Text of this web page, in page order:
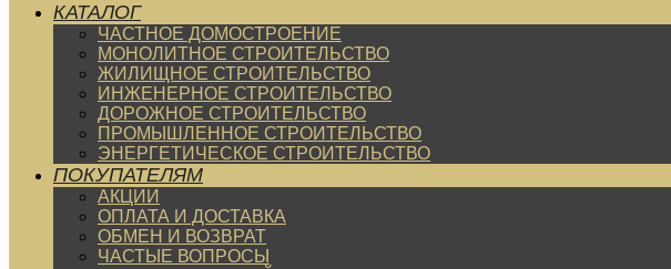
КАТАЛОГ
ЧАСТНОЕ ДОМОСТРОЕНИЕ
МОНОЛИТНОЕ СТРОИТЕЛЬСТВО
ЖИЛИЩНОЕ СТРОИТЕЛЬСТВО
ИНЖЕНЕРНОЕ СТРОИТЕЛЬСТВО
ДОРОЖНОЕ СТРОИТЕЛЬСТВО
ПРОМЫШЛЕННОЕ СТРОИТЕЛЬСТВО
ЭНЕРГЕТИЧЕСКОЕ СТРОИТЕЛЬСТВО
ПОКУПАТЕЛЯМ
АКЦИИ
ОПЛАТА И ДОСТАВКА
ОБМЕН И ВОЗВРАТ
ЧАСТЫЕ ВОПРОСЫ